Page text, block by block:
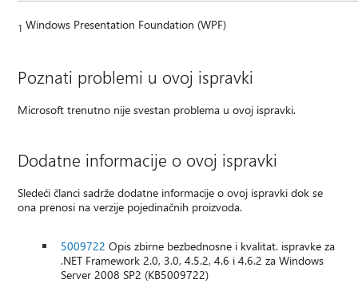
1 Windows Presentation Foundation (WPF)
Poznati problemi u ovoj ispravki
Microsoft trenutno nije svestan problema u ovoj ispravki.
Dodatne informacije o ovoj ispravki
Sledeći članci sadrže dodatne informacije o ovoj ispravki dok se
ona prenosi na verzije pojedinačnih proizvoda.
5009722 Opis zbirne bezbednosne i kvalitat. ispravke za
.NET Framework 2.0, 3.0, 4.5.2, 4.6 i 4.6.2 za Windows
Server 2008 SP2 (KB5009722)